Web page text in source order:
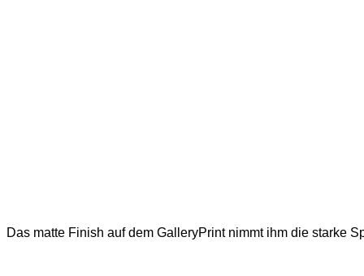
Das matte Finish auf dem GalleryPrint nimmt ihm die starke